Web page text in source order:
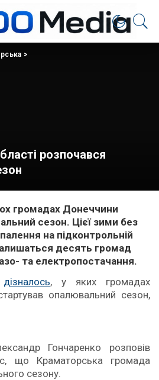
>
розпочався
громадах Донеччини
сезон. Цієї зими без
на підконтрольній
десять громад
та електропостачання.
дізналось, у яких громадах
опалювальний сезон,
Гончаренко розповів
що Краматорська громада
сезону.